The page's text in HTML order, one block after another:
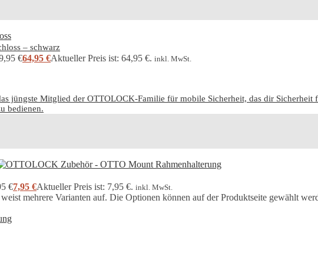
– schwarz
€64,95 €Aktueller Preis ist: 64,95 €. inkl. MwSt.
jüngste Mitglied der OTTOLOCK-Familie für mobile Sicherheit, das dir
bedienen.
€7,95 €Aktueller Preis ist: 7,95 €. inkl. MwSt.
mehrere Varianten auf. Die Optionen können auf der Produktseite gewählt